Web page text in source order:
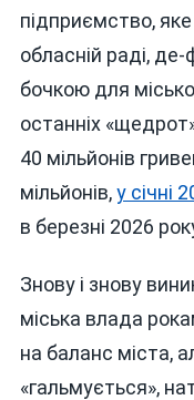
підприємство,
обласній раді,
бочкою для
останніх
40 мільйонів
мільйонів,у січні
в березні 2026
Знову і знову
міська влада
на баланс міста,
«гальмується»,